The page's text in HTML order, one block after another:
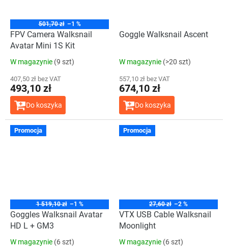
501,70 zł –1 %
FPV Camera Walksnail
Avatar Mini 1S Kit
W magazynie (9 szt)
407,50 zł bez VAT
493,10 zł
Do koszyka
Goggle Walksnail Ascent
W magazynie (>20 szt)
557,10 zł bez VAT
674,10 zł
Do koszyka
Promocja
1 519,10 zł –1 %
Goggles Walksnail Avatar
HD L + GM3
W magazynie (6 szt)
Promocja
27,60 zł –2 %
VTX USB Cable Walksnail
Moonlight
W magazynie (6 szt)